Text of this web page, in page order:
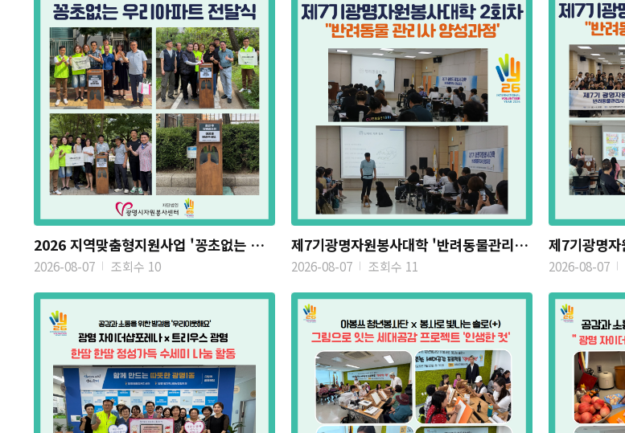
2026 지역맞춤형지원사업 '꽁초없는 우리아파트' 전달식
2026-08-07 조회수 10
제7기광명자원봉사대학 '반려동물관리사 양성과정' 2회차 진행(8...
2026-08-07 조회수 11 2026-08-07